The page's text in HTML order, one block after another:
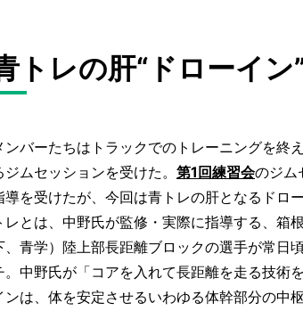
トレの肝“ドローイン
ンバーたちはトラックでのトレーニングを終
ジムセッションを受けた。 第1回練習会のジム
導を受けたが、今回は青トレの肝となるドロ
レとは、中野氏が監修・実際に指導する、箱
、青学）陸上部長距離ブロックの選手が常日
。中野氏が「コアを入れて長距離を走る技術
ンは、体を安定させるいわゆる体幹部分の中